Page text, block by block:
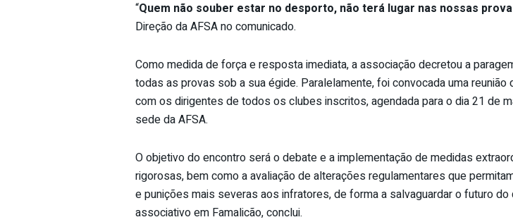
“Quem não souber estar no desporto, não terá lugar nas nossas
Direção da AFSA no comunicado.
Como medida de força e resposta imediata, a associação decretou a
todas as provas sob a sua égide. Paralelamente, foi convocada uma reunião
com os dirigentes de todos os clubes inscritos, agendada para o dia 21 de
sede da AFSA.
O objetivo do encontro será o debate e a implementação de medidas
rigorosas, bem como a avaliação de alterações regulamentares que
e punições mais severas aos infratores, de forma a salvaguardar o futuro
associativo em Famalicão, conclui.